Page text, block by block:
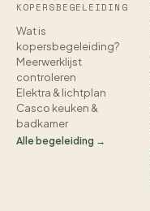
KOPERSBEGELEIDING
Wat is
kopersbegeleiding?
Meerwerklijst
controleren
Elektra & lichtplan
Casco keuken &
badkamer
Alle begeleiding →